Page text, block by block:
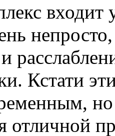
входит
Кстати
отличной